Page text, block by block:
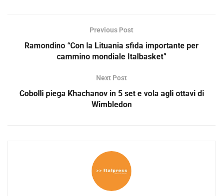
Previous Post
Ramondino “Con la Lituania sfida importante per
cammino mondiale Italbasket”
Next Post
Cobolli piega Khachanov in 5 set e vola agli ottavi di
Wimbledon